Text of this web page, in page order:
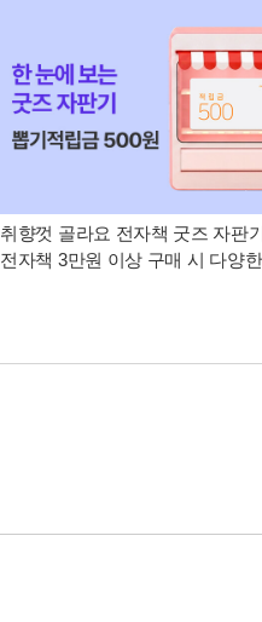
취향껏 골라요 전자책 굿즈 자판
전자책 3만원 이상 구매 시 다양